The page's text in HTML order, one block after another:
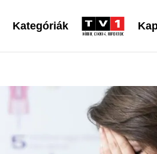
Kategóriák